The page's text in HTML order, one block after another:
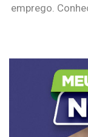
emprego.